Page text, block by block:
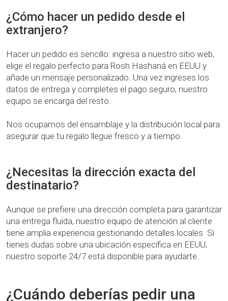
¿Cómo hacer un pedido desde el
extranjero?
Hacer un pedido es sencillo: ingresa a nuestro sitio web,
elige el regalo perfecto para Rosh Hashaná en EEUU y
añade un mensaje personalizado. Una vez ingreses los
datos de entrega y completes el pago seguro, nuestro
equipo se encarga del resto.
Nos ocupamos del ensamblaje y la distribución local para
asegurar que tu regalo llegue fresco y a tiempo.
¿Necesitas la dirección exacta del
destinatario?
Aunque se prefiere una dirección completa para garantizar
una entrega fluida, nuestro equipo de atención al cliente
tiene amplia experiencia gestionando detalles locales. Si
tienes dudas sobre una ubicación específica en EEUU,
nuestro soporte 24/7 está disponible para ayudarte.
¿Cuándo deberías pedir una